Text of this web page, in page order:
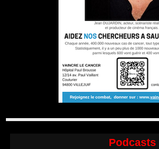
Podcasts